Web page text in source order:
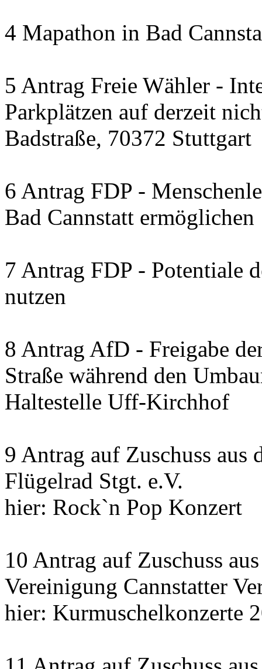
4 Mapathon in Bad
5 Antrag Freie Wähler -
Parkplätzen auf derzeit
Badstraße, 70372 Stuttgart
6 Antrag FDP -
Bad Cannstatt ermöglichen
7 Antrag FDP - Potentiale
nutzen
8 Antrag AfD - Freigabe
Straße während den
Haltestelle Uff-Kirchhof
9 Antrag auf Zuschuss
Flügelrad Stgt. e.V.
hier: Rock`n Pop Konzert
10 Antrag auf Zuschuss
Vereinigung Cannstatter
hier: Kurmuschelkonzerte